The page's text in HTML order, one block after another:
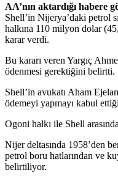
AA’nın aktardığı habere
Shell’in Nijerya’daki petrol
halkına 110 milyon dolar
karar verdi.
Bu kararı veren Yargıç
ödenmesi gerektiğini belirtti.
Shell’in avukatı Aham
ödemeyi yapmayı kabul
Ogoni halkı ile Shell
Nijer deltasında 1958’den
petrol boru hatlarından ve
belirtiliyor.